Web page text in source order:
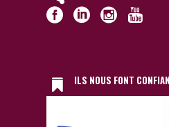
ILS NOUS FONT